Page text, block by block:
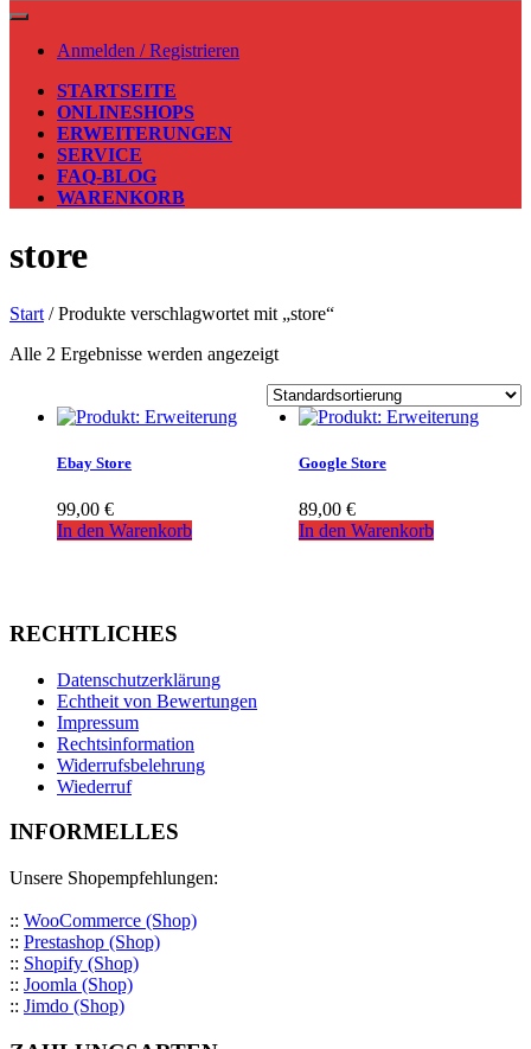
Anmelden / Registrieren
STARTSEITE
ONLINESHOPS
ERWEITERUNGEN
SERVICE
FAQ-BLOG
WARENKORB
store
Start / Produkte verschlagwortet mit „store“
Alle 2 Ergebnisse werden angezeigt
Ebay Store
99,00 €
In den Warenkorb
Google Store
89,00 €
In den Warenkorb
RECHTLICHES
Datenschutzerklärung
Echtheit von Bewertungen
Impressum
Rechtsinformation
Widerrufsbelehrung
Wiederruf
INFORMELLES
Unsere Shopempfehlungen:
:: WooCommerce (Shop)
:: Prestashop (Shop)
:: Shopify (Shop)
:: Joomla (Shop)
:: Jimdo (Shop)